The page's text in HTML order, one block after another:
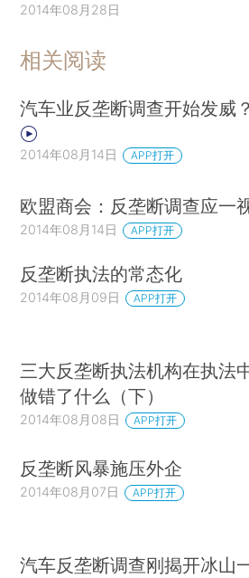
2014年08月28日
相关阅读
汽车业反垄断调查开始发威？
2014年08月14日 APP打开
欧盟商会：反垄断调查应一
2014年08月14日 APP打开
反垄断执法的常态化
2014年08月09日 APP打开
三大反垄断执法机构在执法
做错了什么（下）
2014年08月08日 APP打开
反垄断风暴施压外企
2014年08月07日 APP打开
汽车反垄断调查刚揭开冰山